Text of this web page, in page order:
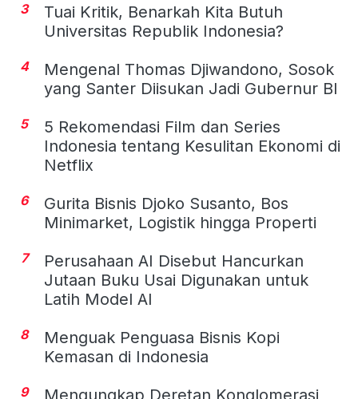
3
Tuai Kritik, Benarkah Kita Butuh
Universitas Republik Indonesia?
4
Mengenal Thomas Djiwandono, Sosok
yang Santer Diisukan Jadi Gubernur BI
5
5 Rekomendasi Film dan Series
Indonesia tentang Kesulitan Ekonomi di
Netflix
6
Gurita Bisnis Djoko Susanto, Bos
Minimarket, Logistik hingga Properti
7
Perusahaan AI Disebut Hancurkan
Jutaan Buku Usai Digunakan untuk
Latih Model AI
8
Menguak Penguasa Bisnis Kopi
Kemasan di Indonesia
9